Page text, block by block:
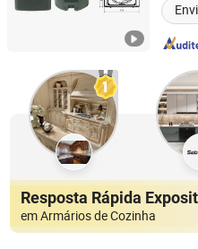
Resposta Rápida
em Armários de Cozinha